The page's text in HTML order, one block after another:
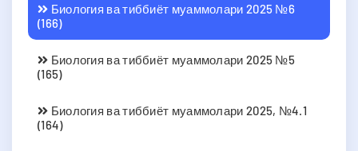
Биология ва тиббиёт муаммолари 2025 №6
(166)
Биология ва тиббиёт муаммолари 2025 №5
(165)
Биология ва тиббиёт муаммолари 2025, №4.1
(164)